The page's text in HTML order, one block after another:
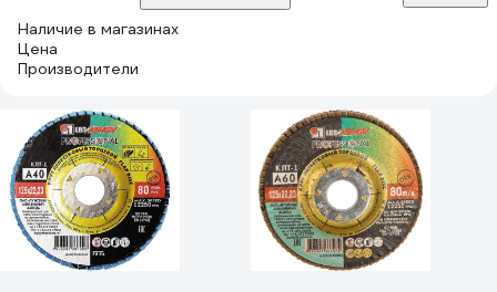
Наличие в магазинах
Цена
Производители